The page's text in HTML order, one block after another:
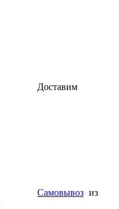
Доставим
Самовывоз из